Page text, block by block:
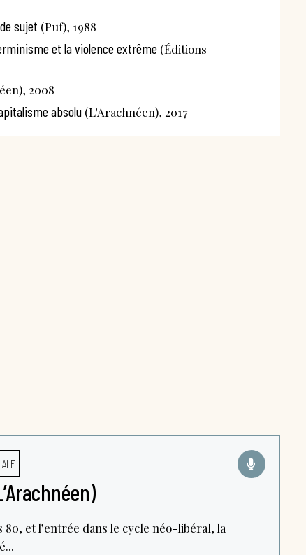
sujet (Puf), 1988
et la violence extrême(Éditions
2008
absolu(L'Arachnéen), 2017
80, et l’entrée dans le cycle néo-libéral, la